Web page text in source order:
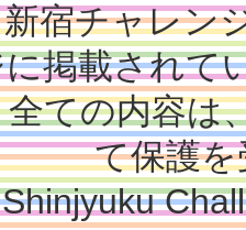
新宿チャレン
掲載されて
ての内容は
て保護